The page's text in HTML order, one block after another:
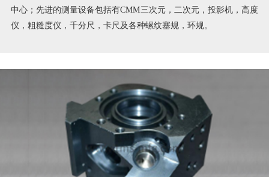
中心；先进的测量设备包括有CMM三次元，二次元，投影机，高度
仪，粗糙度仪，千分尺，卡尺及各种螺纹塞规，环规。